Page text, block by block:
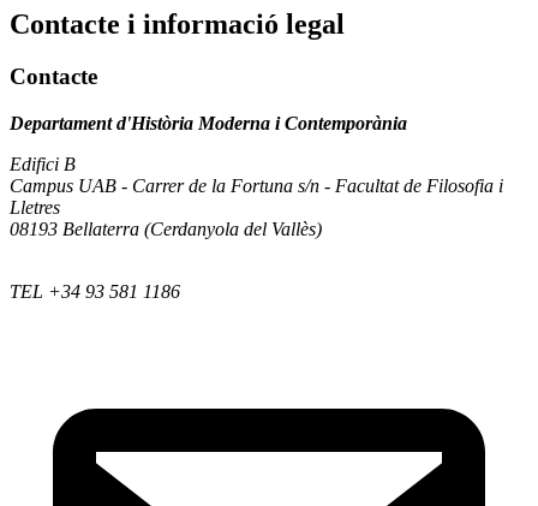
Contacte i informació legal
Contacte
Departament d'Història Moderna i Contemporània
Edifici B
Campus UAB - Carrer de la Fortuna s/n - Facultat de Filosofia i
Lletres
08193 Bellaterra (Cerdanyola del Vallès)
TEL +34 93 581 1186